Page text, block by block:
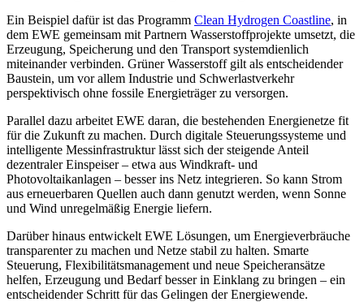
Ein Beispiel dafür ist das Programm Clean Hydrogen Coastline, in
dem EWE gemeinsam mit Partnern Wasserstoffprojekte umsetzt, die
Erzeugung, Speicherung und den Transport systemdienlich
miteinander verbinden. Grüner Wasserstoff gilt als entscheidender
Baustein, um vor allem Industrie und Schwerlastverkehr
perspektivisch ohne fossile Energieträger zu versorgen.
Parallel dazu arbeitet EWE daran, die bestehenden Energienetze fit
für die Zukunft zu machen. Durch digitale Steuerungssysteme und
intelligente Messinfrastruktur lässt sich der steigende Anteil
dezentraler Einspeiser – etwa aus Windkraft- und
Photovoltaikanlagen – besser ins Netz integrieren. So kann Strom
aus erneuerbaren Quellen auch dann genutzt werden, wenn Sonne
und Wind unregelmäßig Energie liefern.
Darüber hinaus entwickelt EWE Lösungen, um Energieverbräuche
transparenter zu machen und Netze stabil zu halten. Smarte
Steuerung, Flexibilitätsmanagement und neue Speicheransätze
helfen, Erzeugung und Bedarf besser in Einklang zu bringen – ein
entscheidender Schritt für das Gelingen der Energiewende.